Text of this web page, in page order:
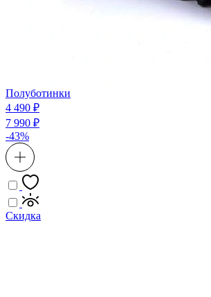
Полуботинки
4 490 ₽
7 990 ₽
-43%
Скидка